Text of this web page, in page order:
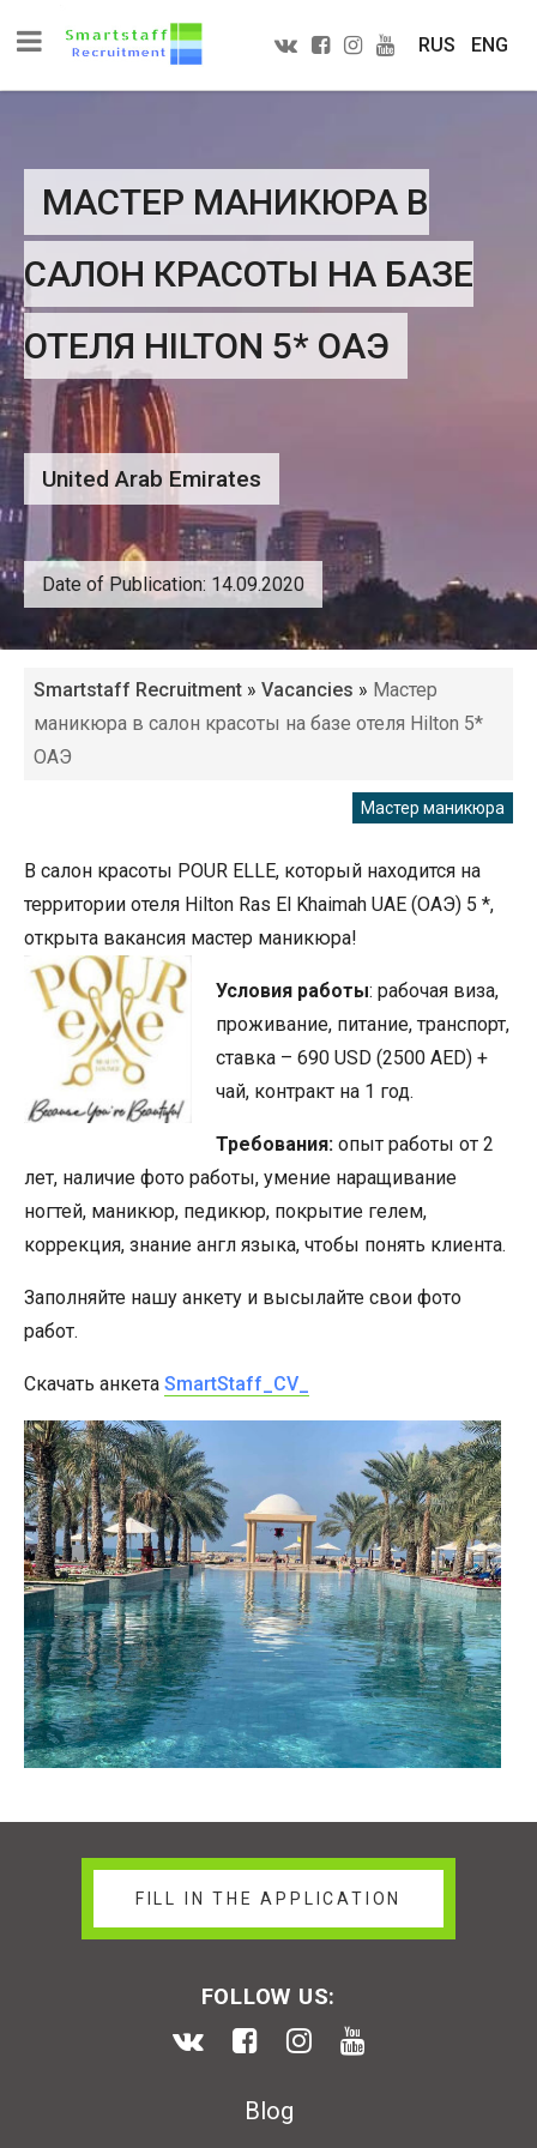
RUS ENG
МАСТЕР МАНИКЮРА В
САЛОН КРАСОТЫ НА БАЗЕ
ОТЕЛЯ HILTON 5* ОАЭ
United Arab Emirates
Date of Publication: 14.09.2020
Smartstaff Recruitment » Vacancies » Мастер
маникюра в салон красоты на базе отеля Hilton 5*
ОАЭ
Мастер маникюра
В салон красоты POUR ELLE, который находится на
территории отеля Hilton Ras El Khaimah UAE (ОАЭ) 5 *,
открыта вакансия мастер маникюра!
Условия работы: рабочая виза,
проживание, питание, транспорт,
ставка – 690 USD (2500 AED) +
чай, контракт на 1 год.
Требования: опыт работы от 2
лет, наличие фото работы, умение наращивание
ногтей, маникюр, педикюр, покрытие гелем,
коррекция, знание англ языка, чтобы понять клиента.
Заполняйте нашу анкету и высылайте свои фото
работ.
Скачать анкета SmartStaff_CV_
FILL IN THE APPLICATION
FOLLOW US:
Blog